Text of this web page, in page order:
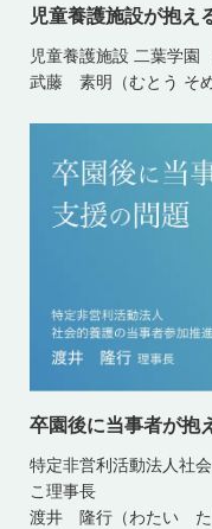
児童養護施設が抱え
児童養護施設 二葉学
武藤 素明（むとう そ
卒園後に当事者が抱
特定非営利活動法人社
こ理事長
渡井 隆行（わたい た